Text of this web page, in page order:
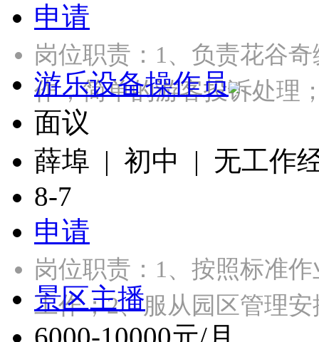
申请
岗位职责：1、负责花谷
作；简单的游客投诉处
游乐设备操作员
面议
薛埠 | 初中 | 无工作
8-7
申请
岗位职责：1、按照标准
工作；2、服从园区管理
景区主播